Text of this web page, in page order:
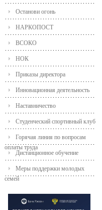
Останови огонь
НАРКОПОСТ
ВСОКО
НОК
Приказы директора
Инновационная деятельность
Наставничество
Студенческий спортивный клуб
Горячая линия по вопросам
оплаты труда
Дистанционное обучение
Меры поддержки молодых
семей